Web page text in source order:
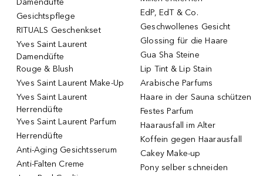
Damendüfte
Gesichtspflege
RITUALS Geschenkset
Yves Saint Laurent
Damendüfte
Rouge & Blush
Yves Saint Laurent Make-Up
Yves Saint Laurent
Herrendüfte
Yves Saint Laurent Parfum
Herrendüfte
Anti-Aging Gesichtsserum
Anti-Falten Creme
EdP, EdT & Co.
Geschwollenes Gesicht
Glossing für die Haare
Gua Sha Steine
Lip Tint & Lip Stain
Arabische Parfums
Haare in der Sauna schützen
Festes Parfum
Haarausfall im Alter
Koffein gegen Haarausfall
Cakey Make-up
Pony selber schneiden